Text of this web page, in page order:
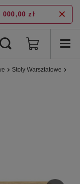
000,00 zł
Stoły Warsztatowe